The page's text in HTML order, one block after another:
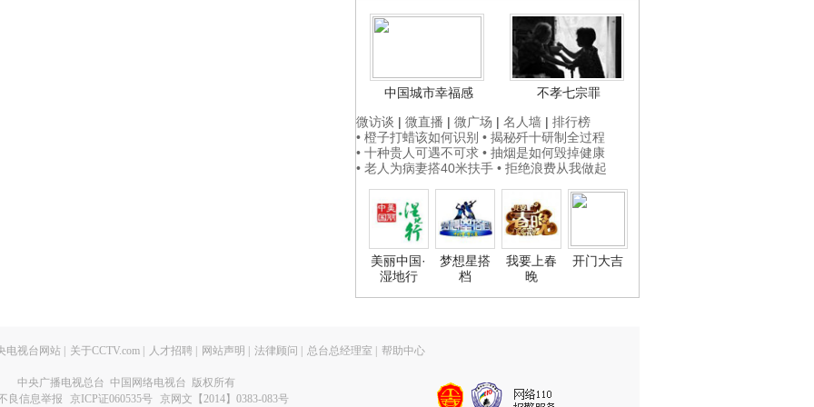
中国城市幸福感
不孝七宗罪
微访谈 | 微直播 | 微广场 | 名人墙 | 排行榜
• 橙子打蜡该如何识别 • 揭秘歼十研制全过程
• 十种贵人可遇不可求 • 抽烟是如何毁掉健康
• 老人为病妻搭40米扶手 • 拒绝浪费从我做起
美丽中国·
湿地行
梦想星搭
档
我要上春
晚
开门大吉
电视台网站 | 关于CCTV.com | 人才招聘 | 网站声明 | 法律顾问 | 总台总经理室 | 帮助中心
中央广播电视总台 中国网络电视台 版权所有
良信息举报
京ICP证060535号 京网文【2014】0383-083号